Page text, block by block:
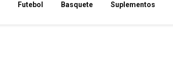
Futebol Basquete Suplementos